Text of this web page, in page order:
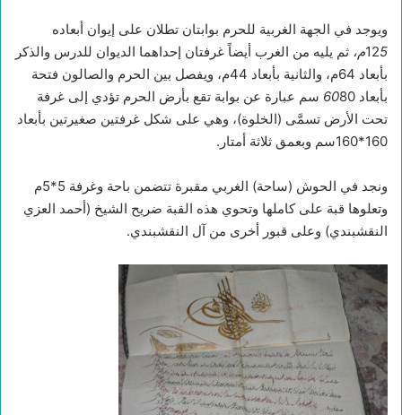
ويوجد في الجهة الغربية للحرم بوابتان تطلان على إيوان أبعاده
125 م، ثم يليه من الغرب أيضاً غرفتان إحداهما الديوان للدرس والذكر
بأبعاد 64م، والثانية بأبعاد 44م، ويفصل بين الحرم والصالون فتحة
بأبعاد
80 سم عبارة عن بوابة تقع بأرض الحرم تؤدي إلى غرفة
تحت الأرض تسمَّى (الخلوة)، وهي على شكل غرفتين صغيرتين بأبعاد
160*160سم وبعمق ثلاثة أمتار.
ونجد في الحوش (ساحة) الغربي مقبرة تتضمن باحة وغرفة 5*5م
وتعلوها قبة على كاملها وتحوي هذه القبة ضريح الشيخ (أحمد العزي
النقشبندي) وعلى قبور أخرى من آل النقشبندي.